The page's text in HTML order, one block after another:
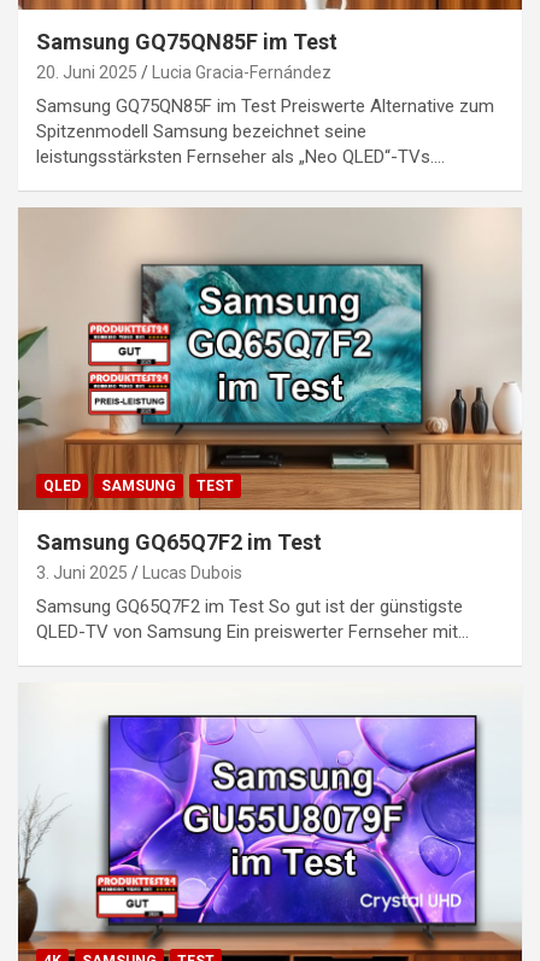
Samsung GQ75QN85F im Test
20. Juni 2025 Lucia Gracia-Fernández
Samsung GQ75QN85F im Test Preiswerte Alternative zum
Spitzenmodell Samsung bezeichnet seine
leistungsstärksten Fernseher als „Neo QLED“-TVs.…
QLED SAMSUNG TEST
Samsung GQ65Q7F2 im Test
3. Juni 2025 Lucas Dubois
Samsung GQ65Q7F2 im Test So gut ist der günstigste
QLED-TV von Samsung Ein preiswerter Fernseher mit…